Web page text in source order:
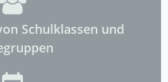
Schulklassen und